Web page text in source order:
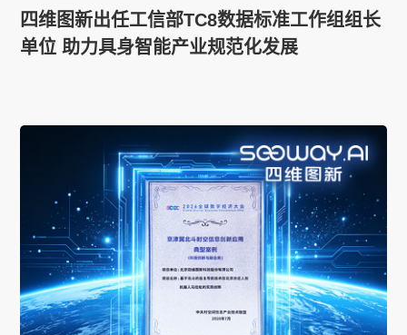
四维图新出任工信部TC8数据标准工作组组长
单位 助力具身智能产业规范化发展